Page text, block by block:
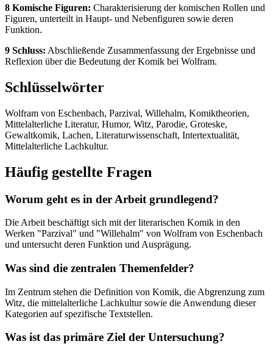
8 Komische Figuren: Charakterisierung der komischen Rollen und
Figuren, unterteilt in Haupt- und Nebenfiguren sowie deren
Funktion.
9 Schluss: Abschließende Zusammenfassung der Ergebnisse und
Reflexion über die Bedeutung der Komik bei Wolfram.
Schlüsselwörter
Wolfram von Eschenbach, Parzival, Willehalm, Komiktheorien,
Mittelalterliche Literatur, Humor, Witz, Parodie, Groteske,
Gewaltkomik, Lachen, Literaturwissenschaft, Intertextualität,
Mittelalterliche Lachkultur.
Häufig gestellte Fragen
Worum geht es in der Arbeit grundlegend?
Die Arbeit beschäftigt sich mit der literarischen Komik in den
Werken "Parzival" und "Willehalm" von Wolfram von Eschenbach
und untersucht deren Funktion und Ausprägung.
Was sind die zentralen Themenfelder?
Im Zentrum stehen die Definition von Komik, die Abgrenzung zum
Witz, die mittelalterliche Lachkultur sowie die Anwendung dieser
Kategorien auf spezifische Textstellen.
Was ist das primäre Ziel der Untersuchung?